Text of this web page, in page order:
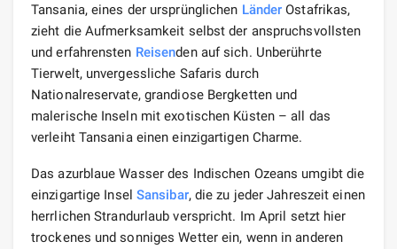
Tansania, eines der ursprünglichen Länder Ostafrikas,
zieht die Aufmerksamkeit selbst der anspruchsvollsten
und erfahrensten Reisenden auf sich. Unberührte
Tierwelt, unvergessliche Safaris durch
Nationalreservate, grandiose Bergketten und
malerische Inseln mit exotischen Küsten – all das
verleiht Tansania einen einzigartigen Charme.
Das azurblaue Wasser des Indischen Ozeans umgibt die
einzigartige Insel Sansibar, die zu jeder Jahreszeit einen
herrlichen Strandurlaub verspricht. Im April setzt hier
trockenes und sonniges Wetter ein, wenn in anderen